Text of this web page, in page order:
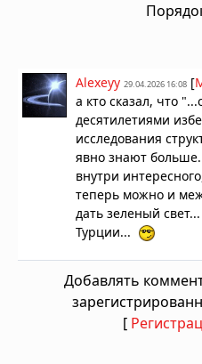
Alexeyy 29.04.2026 16:08 [
а кто сказал, что
десятилетиями
исследования
явно знают
внутри
теперь можно и
дать зеленый
Турции...
Добавлять
[